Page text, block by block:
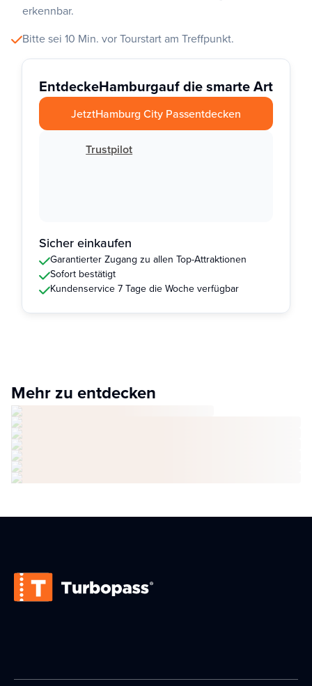
erkennbar.
Bitte sei 10 Min. vor Tourstart am Treffpunkt.
EntdeckeHamburgauf die smarte Art
JetztHamburg City Passentdecken
Trustpilot
Sicher einkaufen
Garantierter Zugang zu allen Top-Attraktionen
Sofort bestätigt
Kundenservice 7 Tage die Woche verfügbar
Mehr zu entdecken